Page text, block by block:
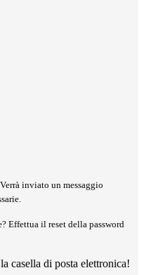
Verrà inviato un messaggio
Effettua il reset della password
casella di posta elettronica!